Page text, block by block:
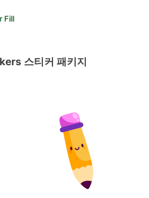
Fill
스티커 패키지